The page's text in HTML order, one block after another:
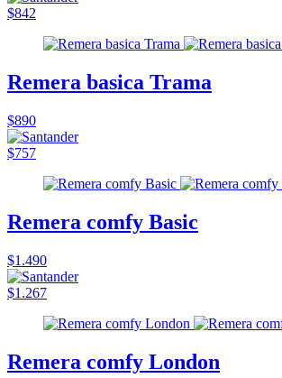
$842
Remera basica Trama
$890
$757
Remera comfy Basic
$1.490
$1.267
Remera comfy London